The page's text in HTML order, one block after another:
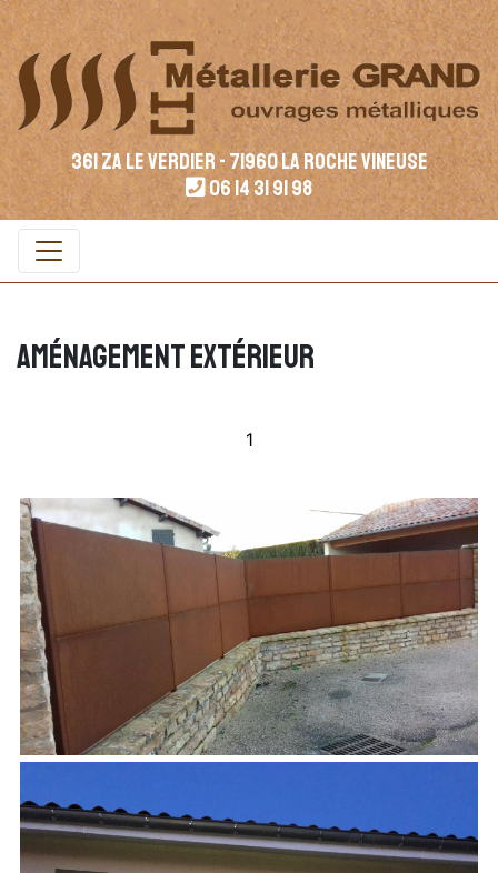
361 ZA LE VERDIER - 71960 La Roche Vineuse
06 14 31 91 98
AMÉNAGEMENT EXTÉRIEUR
1